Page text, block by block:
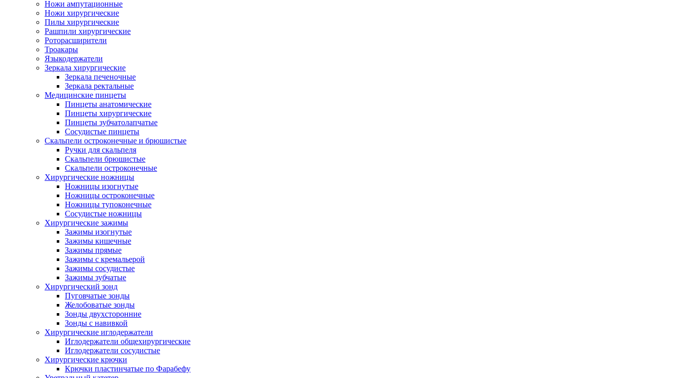
Ножи ампутационные
Ножи хирургические
Пилы хирургические
Рашпили хирургические
Роторасширители
Троакары
Языкодержатели
Зеркала хирургические
Зеркала печеночные
Зеркала ректальные
Медицинские пинцеты
Пинцеты анатомические
Пинцеты хирургические
Пинцеты зубчатолапчатые
Сосудистые пинцеты
Скальпели остроконечные и брюшистые
Ручки для скальпеля
Скальпели брюшистые
Скальпели остроконечные
Хирургические ножницы
Ножницы изогнутые
Ножницы остроконечные
Ножницы тупоконечные
Сосудистые ножницы
Хирургические зажимы
Зажимы изогнутые
Зажимы кишечные
Зажимы прямые
Зажимы с кремальерой
Зажимы сосудистые
Зажимы зубчатые
Хирургический зонд
Пуговчатые зонды
Желобоватые зонды
Зонды двухсторонние
Зонды с навивкой
Хирургические иглодержатели
Иглодержатели общехирургические
Иглодержатели сосудистые
Хирургические крючки
Крючки пластинчатые по Фарабефу